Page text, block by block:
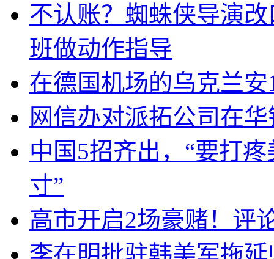
不认账？蜘蛛侠导演
班做动作指导
在德国机场的乌克兰
网信办对派拓公司在
中国5招齐出，“要打
寸”
高市开启2场豪赌！评
李在明批驻韩美军拖